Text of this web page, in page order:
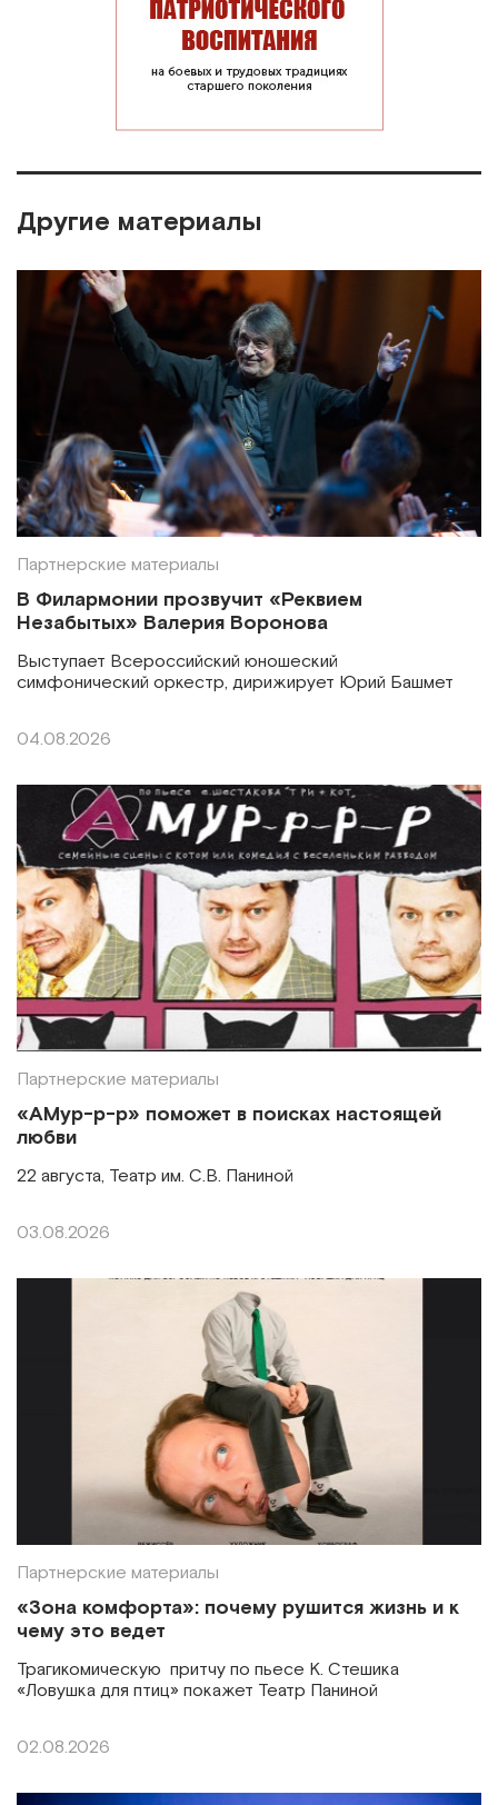
Другие материалы
Партнерские материалы
В Филармонии прозвучит «Реквием
Незабытых» Валерия Воронова
Выступает Всероссийский юношеский
симфонический оркестр, дирижирует Юрий Башмет
04.08.2026
Партнерские материалы
«АМур-р-р» поможет в поисках настоящей
любви
22 августа, Театр им. С.В. Паниной
03.08.2026
Партнерские материалы
«Зона комфорта»: почему рушится жизнь и к
чему это ведет
Трагикомическую притчу по пьесе К. Стешика
«Ловушка для птиц» покажет Театр Паниной
02.08.2026